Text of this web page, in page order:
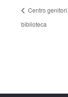
Centro
biblioteca